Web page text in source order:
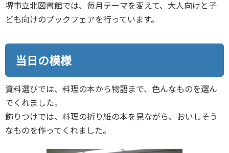
堺市立北図書館では、毎月テーマを変えて、大人向けと子
ども向けのブックフェアを行っています。
当日の模様
資料選びでは、料理の本から物語まで、色んなものを選ん
でくれました。
飾りつけでは、料理の折り紙の本を見ながら、おいしそう
なものを作ってくれました。